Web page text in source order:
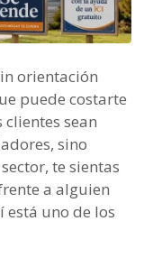
orientación
puede costarte
sean
sino
te sientas
a alguien
está uno de los